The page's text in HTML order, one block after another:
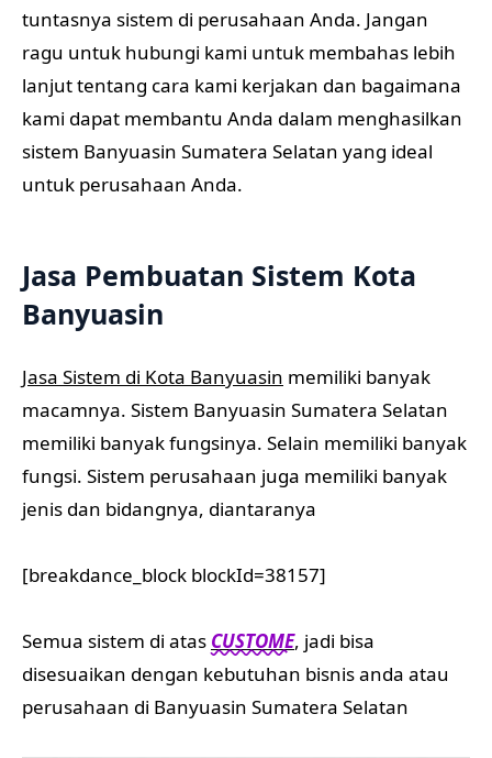
tuntasnya sistem di perusahaan Anda. Jangan
ragu untuk hubungi kami untuk membahas lebih
lanjut tentang cara kami kerjakan dan bagaimana
kami dapat membantu Anda dalam menghasilkan
sistem Banyuasin Sumatera Selatan yang ideal
untuk perusahaan Anda.
Jasa Pembuatan Sistem Kota
Banyuasin
Jasa Sistem di Kota Banyuasin memiliki banyak
macamnya. Sistem Banyuasin Sumatera Selatan
memiliki banyak fungsinya. Selain memiliki banyak
fungsi. Sistem perusahaan juga memiliki banyak
jenis dan bidangnya, diantaranya
[breakdance_block blockId=38157]
Semua sistem di atas CUSTOME, jadi bisa
disesuaikan dengan kebutuhan bisnis anda atau
perusahaan di Banyuasin Sumatera Selatan